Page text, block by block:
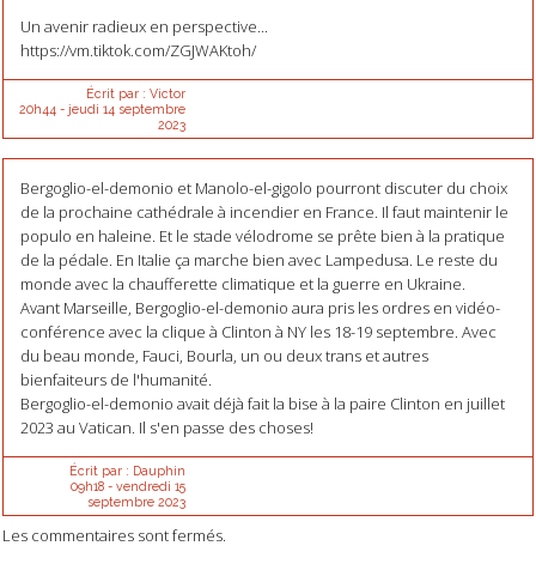
Un avenir radieux en perspective...
https://vm.tiktok.com/ZGJWAKtoh/
Écrit par : Victor
20h44 - jeudi 14 septembre
2023
Bergoglio-el-demonio et Manolo-el-gigolo pourront discuter du choix
de la prochaine cathédrale à incendier en France. Il faut maintenir le
populo en haleine. Et le stade vélodrome se prête bien à la pratique
de la pédale. En Italie ça marche bien avec Lampedusa. Le reste du
monde avec la chaufferette climatique et la guerre en Ukraine.
Avant Marseille, Bergoglio-el-demonio aura pris les ordres en vidéo-
conférence avec la clique à Clinton à NY les 18-19 septembre. Avec
du beau monde, Fauci, Bourla, un ou deux trans et autres
bienfaiteurs de l'humanité.
Bergoglio-el-demonio avait déjà fait la bise à la paire Clinton en juillet
2023 au Vatican. Il s'en passe des choses!
Écrit par : Dauphin
09h18- vendredi 15
septembre 2023
Les commentaires sont fermés.